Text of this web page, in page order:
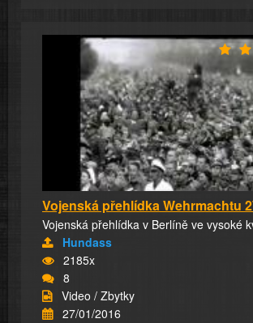
Vojenská přehlídka v Berlíně ve vysoké
Hundass
2185x
8
Video / Zbytky
27/01/2016